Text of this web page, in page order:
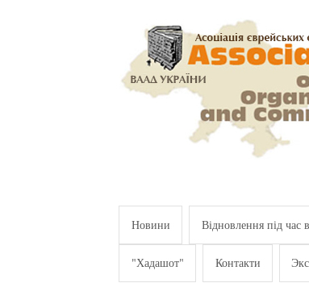
Новини Відновлення під час
"Хадашот" Контакти